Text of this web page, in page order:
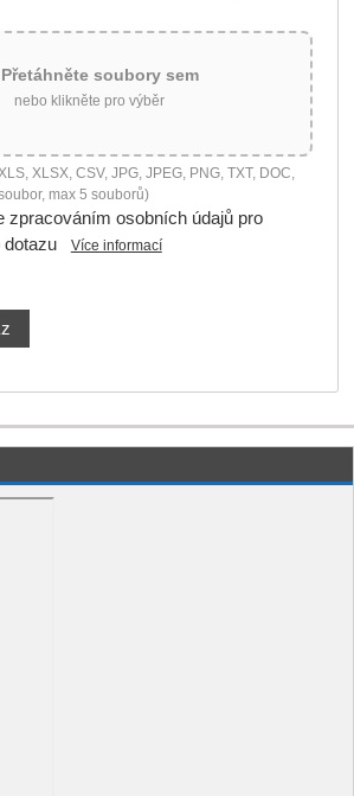
Přetáhněte soubory sem
nebo klikněte pro výběr
XLSX, CSV, JPG, JPEG, PNG, TXT, DOC,
max 5 souborů)
zpracováním osobních údajů pro
Více informací